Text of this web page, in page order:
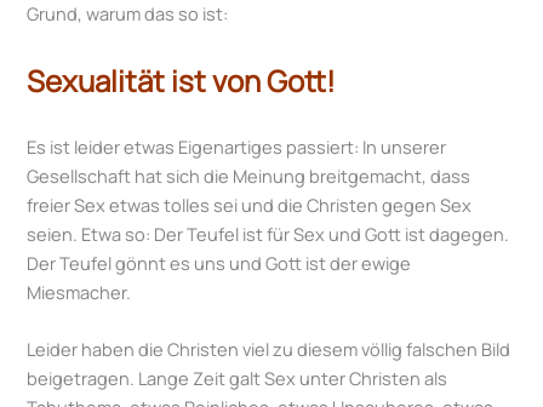
Grund, warum das so ist:
Sexualität ist von Gott!
Es ist leider etwas Eigenartiges passiert: In unserer
Gesellschaft hat sich die Meinung breitgemacht, dass
freier Sex etwas tolles sei und die Christen gegen Sex
seien. Etwa so: Der Teufel ist für Sex und Gott ist dagegen.
Der Teufel gönnt es uns und Gott ist der ewige
Miesmacher.
Leider haben die Christen viel zu diesem völlig falschen Bild
beigetragen. Lange Zeit galt Sex unter Christen als